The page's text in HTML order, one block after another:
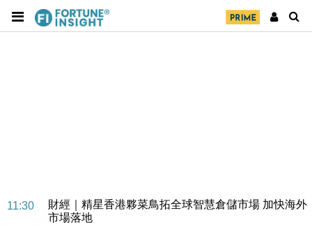
11:30
財經｜精星香港夥菜鳥拓全球智慧倉儲市場 加快海外
市場落地